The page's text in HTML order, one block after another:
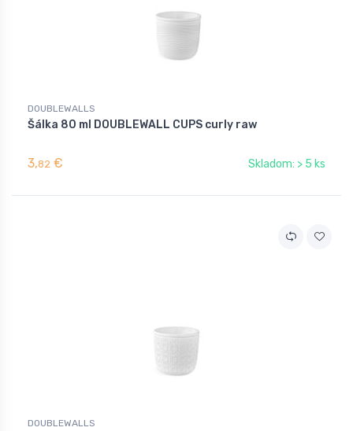
DOUBLEWALLS
Šálka 80 ml DOUBLEWALL CUPS curly raw
3,82 € Skladom: > 5 ks
DOUBLEWALLS